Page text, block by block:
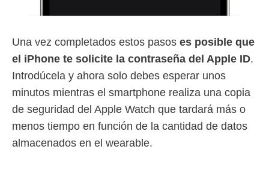
Una vez completados estos pasos es posible que
el iPhone te solicite la contraseña del Apple ID.
Introdúcela y ahora solo debes esperar unos
minutos mientras el smartphone realiza una copia
de seguridad del Apple Watch que tardará más o
menos tiempo en función de la cantidad de datos
almacenados en el wearable.